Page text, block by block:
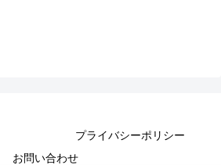
プライバシーポリシー
お問い合わせ